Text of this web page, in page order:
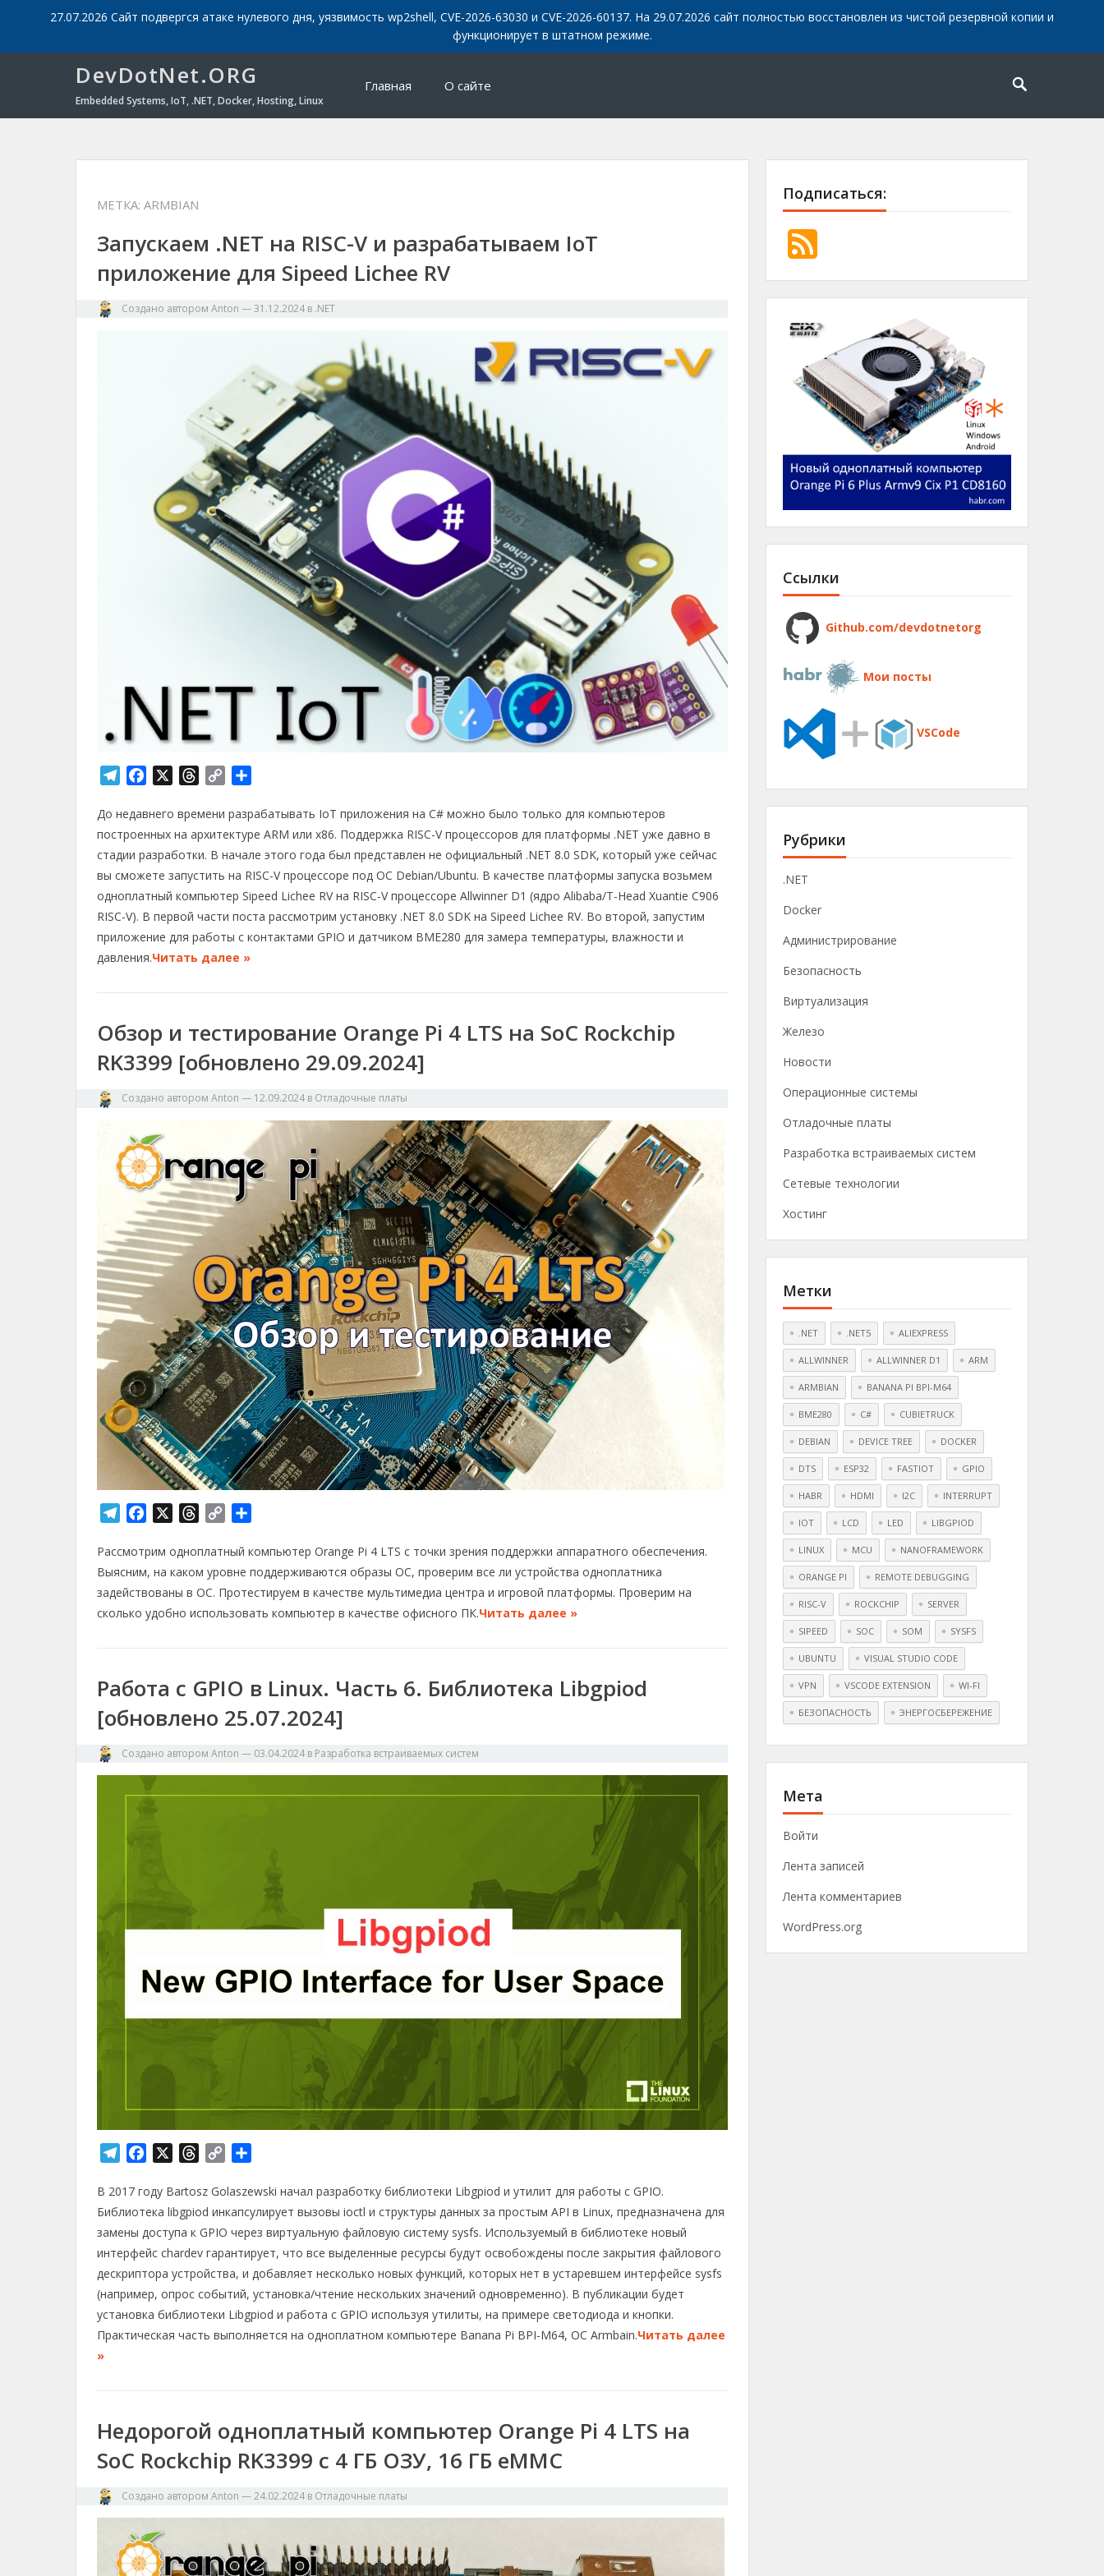
27.07.2026 Сайт подвергся атаке нулевого дня, уязвимость wp2shell, CVE-2026-63030 и CVE-2026-60137. На 29.07.2026 сайт полностью восстановлен из чистой резервной копии и
функционирует в штатном режиме.
DevDotNet.ORG
Embedded Systems, IoT, .NET, Docker, Hosting, Linux
Главная О сайте
МЕТКА: ARMBIAN
Запускаем .NET на RISC-V и разрабатываем IoT
приложение для Sipeed Lichee RV
Создано автором Anton —31.12.2024 в .NET
l
e
g
r
a
m
c
e
b
o
o
k
r
e
a
d
s
p
y
L
n
k
п
р
а
в
и
т
ь
До недавнего времени разрабатывать IoT приложения на C# можно было только для компьютеров
построенных на архитектуре ARM или x86. Поддержка RISC-V процессоров для платформы .NET уже давно в
стадии разработки. В начале этого года был представлен не официальный .NET 8.0 SDK, который уже сейчас
вы сможете запустить на RISC-V процессоре под ОС Debian/Ubuntu. В качестве платформы запуска возьмем
одноплатный компьютер Sipeed Lichee RV на RISC-V процессоре Allwinner D1 (ядро Alibaba/T-Head Xuantie C906
RISC-V). В первой части поста рассмотрим установку .NET 8.0 SDK на Sipeed Lichee RV. Во второй, запустим
приложение для работы с контактами GPIO и датчиком BME280 для замера температуры, влажности и
давления.Читать далее »
Обзор и тестирование Orange Pi 4 LTS на SoC Rockchip
RK3399 [обновлено 29.09.2024]
Создано автором Anton — 12.09.2024 в Отладочные платы
l
e
g
r
c
e
b
o
r
e
a
d
p
y
L
i
п
р
а
в
Рассмотрим одноплатный компьютер Orange Pi 4 LTS с точки зрения поддержки аппаратного обеспечения.
Выясним, на каком уровне поддерживаются образы ОС, проверим все ли устройства одноплатника
задействованы в ОС. Протестируем в качестве мультимедиа центра и игровой платформы. Проверим на
сколько удобно использовать компьютер в качестве офисного ПК.Читать далее »
Работа с GPIO в Linux. Часть 6. Библиотека Libgpiod
[обновлено 25.07.2024]
Создано автором Anton — 03.04.2024 в Разработка встраиваемых систем
l
e
g
r
a
m
c
e
b
o
o
k
r
e
a
d
s
p
y
L
i
n
k
п
р
а
в
и
т
ь
В 2017 году Bartosz Golaszewski начал разработку библиотеки Libgpiod и утилит для работы с GPIO.
Библиотека libgpiod инкапсулирует вызовы ioctl и структуры данных за простым API в Linux, предназначена для
замены доступа к GPIO через виртуальную файловую систему sysfs. Используемый в библиотеке новый
интерфейс chardev гарантирует, что все выделенные ресурсы будут освобождены после закрытия файлового
дескриптора устройства, и добавляет несколько новых функций, которых нет в устаревшем интерфейсе sysfs
(например, опрос событий, установка/чтение нескольких значений одновременно). В публикации будет
установка библиотеки Libgpiod и работа с GPIO используя утилиты, на примере светодиода и кнопки.
Практическая часть выполняется на одноплатном компьютере Banana Pi BPI-M64, ОС Armbain.Читать далее
»
Недорогой одноплатный компьютер Orange Pi 4 LTS на
SoC Rockchip RK3399 с 4 ГБ ОЗУ, 16 ГБ eMMC
Создано автором Anton —24.02.2024 в Отладочные платы
Подписаться:
Ссылки
Github.com/devdotnetorg
Мои посты
VSCode
Рубрики
.NET
Docker
Администрирование
Безопасность
Виртуализация
Железо
Новости
Операционные системы
Отладочные платы
Разработка встраиваемых систем
Сетевые технологии
Хостинг
Метки
.NET .NET5 ALIEXPRESS
ALLWINNER ALLWINNER D1 ARM
ARMBIAN BANANA PI BPI-M64
BME280 C# CUBIETRUCK
DEBIAN DEVICE TREE DOCKER
DTS ESP32 FASTIOT GPIO
HABR HDMI I2C INTERRUPT
IOT LCD LED LIBGPIOD
LINUX MCU NANOFRAMEWORK
ORANGE PI REMOTE DEBUGGING
RISC-V ROCKCHIP SERVER
SIPEED SOC SOM SYSFS
UBUNTU VISUAL STUDIO CODE
VPN VSCODE EXTENSION WI-FI
БЕЗОПАСНОСТЬ ЭНЕРГОСБЕРЕЖЕНИЕ
Мета
Войти
Лента записей
Лента комментариев
WordPress.org